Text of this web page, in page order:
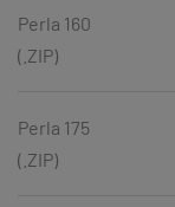
Perla 160
(.ZIP)
Perla 175
(.ZIP)